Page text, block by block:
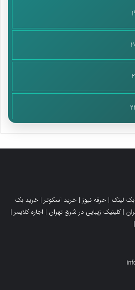
لینک | حرفه نیوز | خرید اسکوتر | خرید بک
|کلینیک زیبایی در شرق تهران | اجاره کلایمر |
|